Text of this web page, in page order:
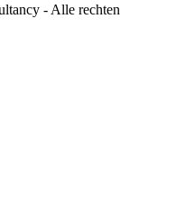
- Alle rechten